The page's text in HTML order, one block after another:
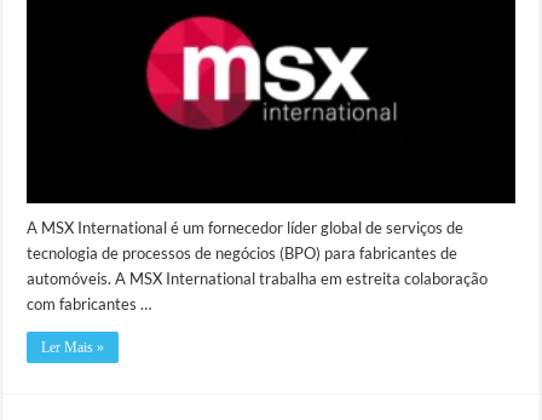
A MSX International é um fornecedor líder global de serviços de
tecnologia de processos de negócios (BPO) para fabricantes de
automóveis. A MSX International trabalha em estreita colaboração
com fabricantes …
Ler Mais »